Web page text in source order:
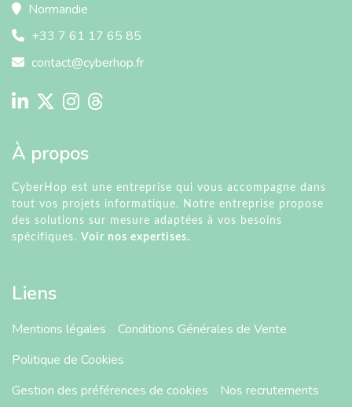
Normandie
+33 7 61 17 65 85
contact@cyberhop.fr
À propos
CyberHop est une entreprise qui vous accompagne dans
tout vos projets informatique. Notre entreprise propose
des solutions sur mesure adaptées à vos besoins
spécifiques. Voir nos expertises.
Liens
Mentions légales
Conditions Générales de Vente
Politique de Cookies
Gestion des préférences de cookies
Nos recrutements